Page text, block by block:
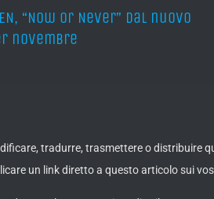
“Now Or Never” dal nuovo
novembre
tradurre, trasmettere o distribuire
un link diretto a questo articolo sui